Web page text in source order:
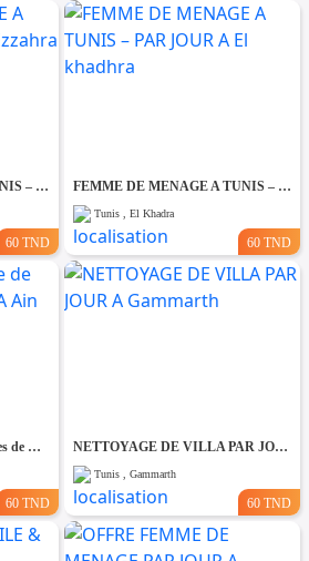
FEMME DE MENAGE A TUNIS – PAR JOUR A Ezzahra
60 TND
FEMME DE MENAGE A TUNIS – PAR JOUR A El khadhra
Tunis , El Khadra
60 TND
La Meilleure societe de Femmes de Ménage A Ain zaghouane
60 TND
NETTOYAGE DE VILLA PAR JOUR A Gammarth
Tunis , Gammarth
60 TND